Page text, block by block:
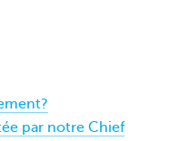
par notre Chief